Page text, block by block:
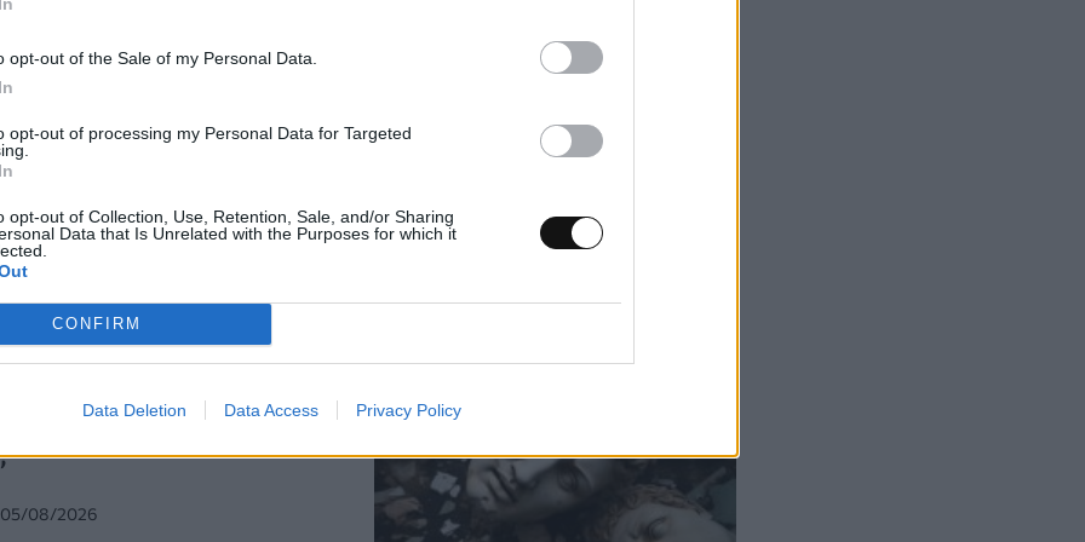
opt-out of the Sale of my Personal Data.
opt-out of processing my Personal Data for Targeted
opt-out of Collection, Use, Retention, Sale, and/or Sharing
Data that Is Unrelated with the Purposes for which it
CONFIRM
Data Deletion Data Access Privacy Policy
άρθρα
εφοδιασμού του npm:
δημοφιλές πακέτο Keyv με
λήψεις
05/08/2026
να απαντήσεις σωστά και
05/08/2026